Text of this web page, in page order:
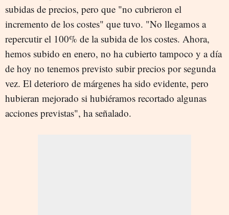
subidas de precios, pero que "no cubrieron el
incremento de los costes" que tuvo. "No llegamos a
repercutir el 100% de la subida de los costes. Ahora,
hemos subido en enero, no ha cubierto tampoco y a día
de hoy no tenemos previsto subir precios por segunda
vez. El deterioro de márgenes ha sido evidente, pero
hubieran mejorado si hubiéramos recortado algunas
acciones previstas", ha señalado.